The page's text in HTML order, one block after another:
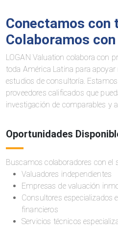
Conectamos con
Colaboramos
LOGAN Valuation colabora con
toda América Latina para
estudios de consultoría.
proveedores calificados que
investigación de comparables y
Oportunidades
Buscamos colaboradores con el
Valuadores independientes
Empresas de valuación
Consultores especializados
financieros
Servicios técnicos